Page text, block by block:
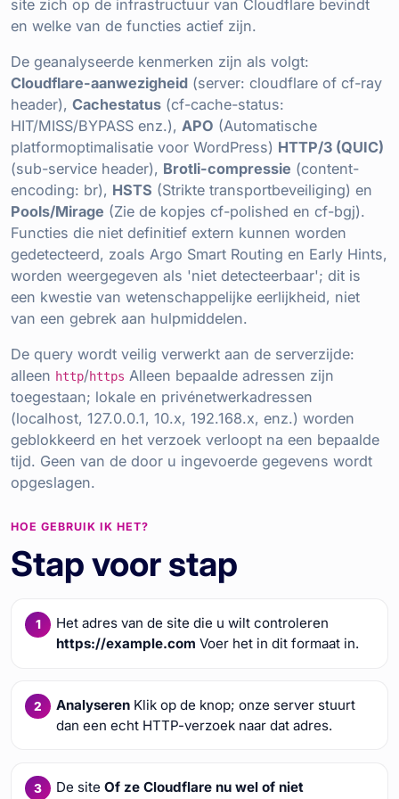
site zich op de infrastructuur van Cloudflare bevindt
en welke van de functies actief zijn.
De geanalyseerde kenmerken zijn als volgt:
Cloudflare-aanwezigheid (server: cloudflare of cf-ray
header), Cachestatus (cf-cache-status:
HIT/MISS/BYPASS enz.), APO (Automatische
platformoptimalisatie voor WordPress) HTTP/3 (QUIC)
(sub-service header), Brotli-compressie (content-
encoding: br), HSTS (Strikte transportbeveiliging) en
Pools/Mirage (Zie de kopjes cf-polished en cf-bgj).
Functies die niet definitief extern kunnen worden
gedetecteerd, zoals Argo Smart Routing en Early Hints,
worden weergegeven als 'niet detecteerbaar'; dit is
een kwestie van wetenschappelijke eerlijkheid, niet
van een gebrek aan hulpmiddelen.
De query wordt veilig verwerkt aan de serverzijde:
alleen http/https Alleen bepaalde adressen zijn
toegestaan; lokale en privénetwerkadressen
(localhost, 127.0.0.1, 10.x, 192.168.x, enz.) worden
geblokkeerd en het verzoek verloopt na een bepaalde
tijd. Geen van de door u ingevoerde gegevens wordt
opgeslagen.
HOE GEBRUIK IK HET?
Stap voor stap
Het adres van de site die u wilt controleren
https://example.com Voer het in dit formaat in.
AnalyserenKlik op de knop; onze server stuurt
dan een echt HTTP-verzoek naar dat adres.
De site Of ze Cloudflare nu wel of niet